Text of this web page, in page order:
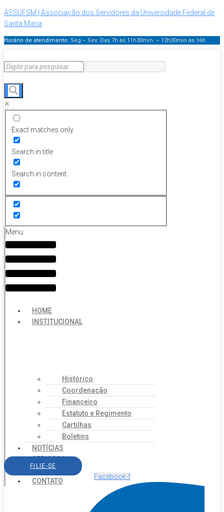
ASSUFSM | Associação dos Servidores da Universidade Federal de
Santa Maria
Horário de atendimento: Seg – Sex: Das 7h às 11h30min – 12h30min às 16h
Exact matches only
Search in title
Search in content
Menu
HOME
INSTITUCIONAL
Histórico
Coordenação
Financeiro
Estatuto e Regimento
Cartilhas
Boletins
NOTÍCIAS
SERVIÇOS
AGENDA
CONTATO
FILIE-SE
Facebook-f